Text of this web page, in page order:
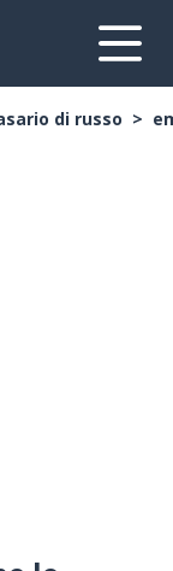
di russo